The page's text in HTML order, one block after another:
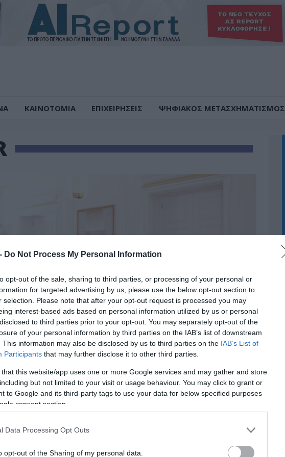
Do Not Process My Personal Information
opt-out of the sale, sharing to third parties, or processing of your personal or
for targeted advertising by us, please use the below opt-out section to
selection. Please note that after your opt-out request is processed you may
interest-based ads based on personal information utilized by us or personal
to third parties prior to your opt-out. You may separately opt-out of the
of your personal information by third parties on the IAB’s list of downstream
This information may also be disclosed by us to third parties on the IAB’s List of
Participants that may further disclose it to other third parties.
that this website/app uses one or more Google services and may gather and store
but not limited to your visit or usage behaviour. You may click to grant or
to Google and its third-party tags to use your data for below specified purposes
consent section.
Data Processing Opt Outs
opt-out of the Sharing of my personal data.
ΚΑΙΝΟΤΟΜΙΑ ΕΠΙΧΕΙΡΗΣΕΙΣ ΨΗΦΙΑΚΟΣ ΜΕΤΑΣΧΗΜΑΤΙΣΜΟΣ